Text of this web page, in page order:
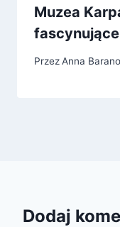
Muzea
PrzezAnna
Dodaj